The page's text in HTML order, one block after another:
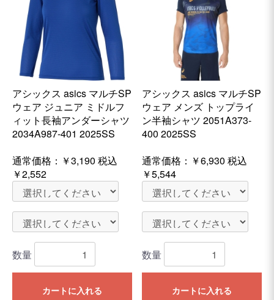
アシックス asics マルチSP
ウェア ジュニア ミドルフ
ィット長袖アンダーシャツ
2034A987-401 2025SS
通常価格： ￥3,190 税込
￥2,552
数量
カートに入れる
アシックス asics マルチSP
ウェア メンズ トップライ
ン半袖シャツ 2051A373-
400 2025SS
通常価格： ￥6,930 税込
￥5,544
数量
カートに入れる